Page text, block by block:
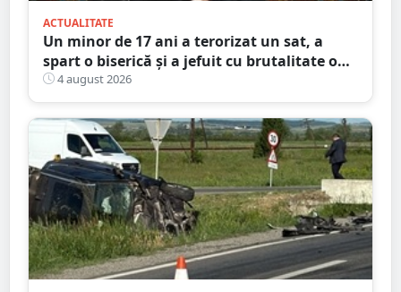
ACTUALITATE
Un minor de 17 ani a terorizat un sat, a
spart o biserică și a jefuit cu brutalitate o
bătrână de 80 de ani
4 august 2026